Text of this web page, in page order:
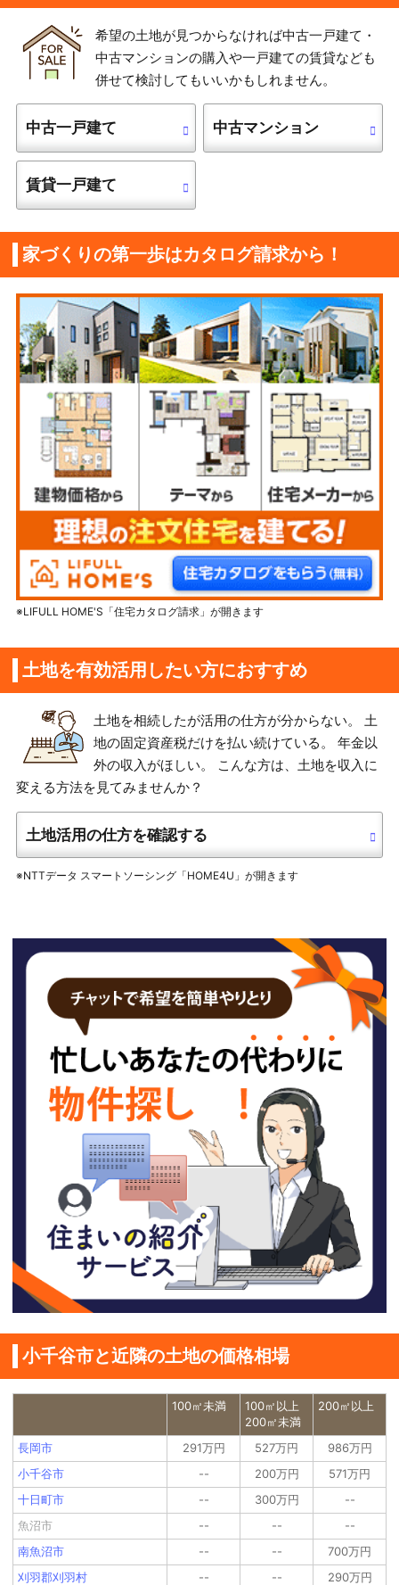
希望の土地が見つからなければ中古一戸建て・
中古マンションの購入や一戸建ての賃貸なども
併せて検討してもいいかもしれません。
中古一戸建て 中古マンション
賃貸一戸建て
家づくりの第一歩はカタログ請求から！
※LIFULL HOME'S「住宅カタログ請求」が開きます
土地を有効活用したい方におすすめ
土地を相続したが活用の仕方が分からない。 土
地の固定資産税だけを払い続けている。 年金以
外の収入がほしい。 こんな方は、土地を収入に
変える方法を見てみませんか？
土地活用の仕方を確認する
※NTTデータ スマートソーシング「HOME4U」が開きます
小千谷市と近隣の土地の価格相場
100㎡未満
100㎡以上
200㎡未満
200㎡以上
長岡市 291万円 527万円
986万円
小千谷市
-- 200万円
571万円
十日町市
-- 300万円
--
魚沼市
-- --
--
南魚沼市
-- --
700万円
刈羽郡刈羽村
-- -- 290万円